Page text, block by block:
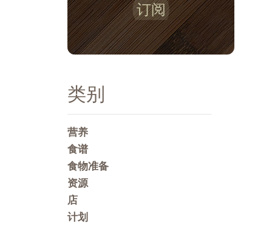
订阅
类别
营养
食谱
食物准备
资源
店
计划